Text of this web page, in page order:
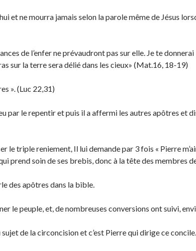
et ne mourra jamais selon la parole même de Jésus
de l’enfer ne prévaudront pas sur elle. Je te
sur la terre sera délié dans les cieux» (Mat.16, 18-19)
». (Luc 22,31)
par le repentir et puis il a affermi les autres apôtres et
le triple reniement, Il lui demande par 3 fois « Pierre
prend soin de ses brebis, donc à la tête des membres
des apôtres dans la bible.
le peuple, et, de nombreuses conversions ont suivi,
de la circoncision et c’est Pierre qui dirige ce concile.